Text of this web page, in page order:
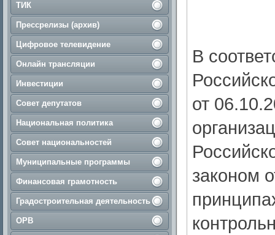
ТИК
Прессрелизы (архив)
Цифровое телевидение
Онлайн трансляции
Инвестиции
Совет депутатов
Национальная политика
Совет национальностей
Муниципальные программы
Финансовая грамотность
Градостроительная деятельность
ОРВ
В
от
законом